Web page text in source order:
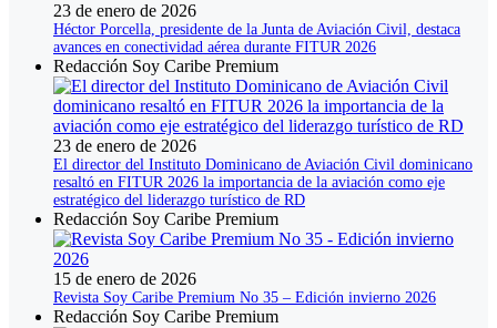
23 de enero de 2026
Héctor Porcella, presidente de la Junta de Aviación Civil, destaca
avances en conectividad aérea durante FITUR 2026
Redacción Soy Caribe Premium
23 de enero de 2026
El director del Instituto Dominicano de Aviación Civil dominicano
resaltó en FITUR 2026 la importancia de la aviación como eje
estratégico del liderazgo turístico de RD
Redacción Soy Caribe Premium
15 de enero de 2026
Revista Soy Caribe Premium No 35 – Edición invierno 2026
Redacción Soy Caribe Premium